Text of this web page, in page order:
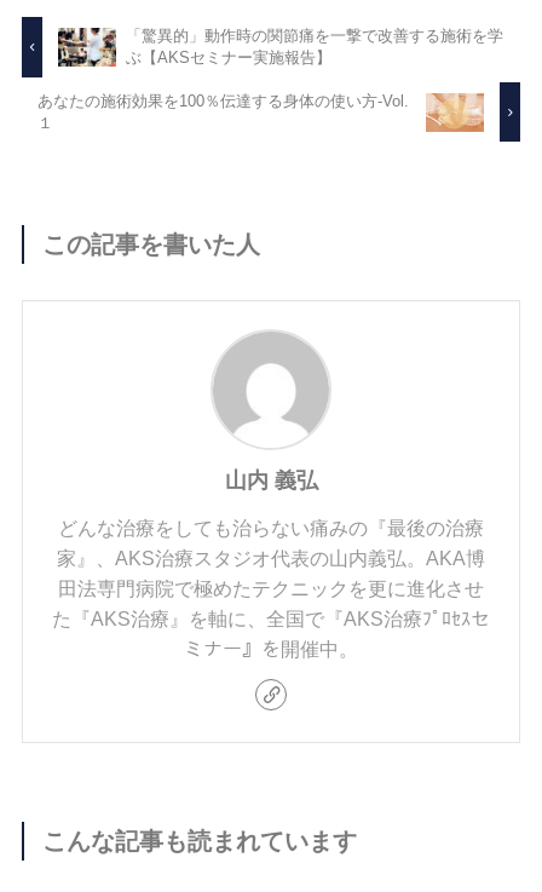
「驚異的」動作時の関節痛を一撃で改善する施術を学
ぶ【AKSセミナー実施報告】
あなたの施術効果を100％伝達する身体の使い方-Vol.
１
この記事を書いた人
山内 義弘
どんな治療をしても治らない痛みの『最後の治療
家』、AKS治療スタジオ代表の山内義弘。AKA博
田法専門病院で極めたテクニックを更に進化させ
た『AKS治療』を軸に、全国で『AKS治療ﾌﾟﾛｾｽセ
ミナー』を開催中。
こんな記事も読まれています